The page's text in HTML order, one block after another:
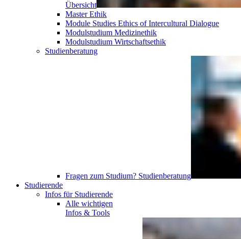
Übersicht
Master Ethik
Module Studies Ethics of Intercultural Dialogue
Modulstudium Medizinethik
Modulstudium Wirtschaftsethik
Studien­beratung
Fragen zum Studium? Studien­beratung
Studierende
Infos für Studierende
Alle wichtigen
Infos & Tools